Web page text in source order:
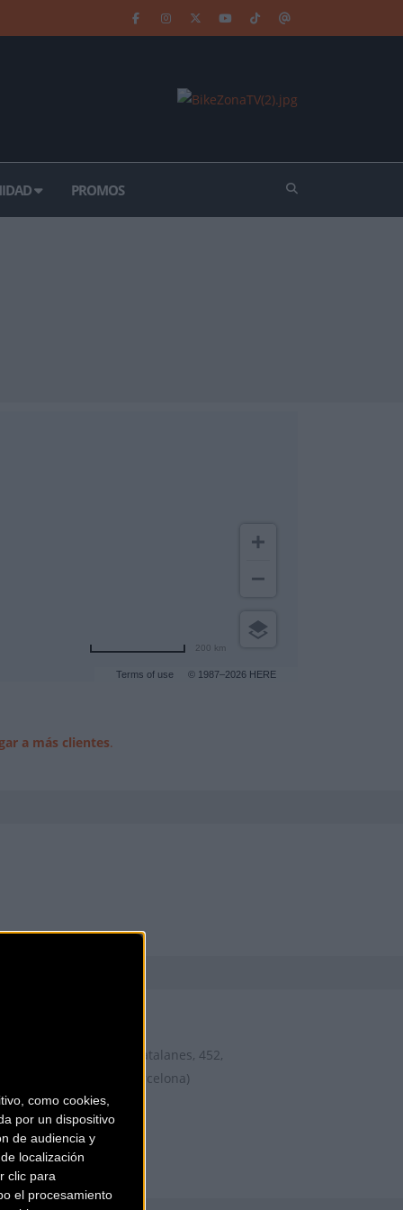
como cookies,
por un dispositivo
de audiencia y
localización
clic para
el procesamiento
PROMOS
Terms of use © 1987–2026 HERE
200 km
a más clientes.
Gran Via de les Corts Catalanes, 452,
Barcelona (Barcelona)